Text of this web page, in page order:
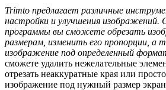
Trimto предлагает различные
настройки и улучшения
программы вы сможете обрезать
размерам, изменить его пропорции, а
изображение под определенный
сможете удалить нежелательные
отрезать неаккуратные края или
изображение под нужный размер